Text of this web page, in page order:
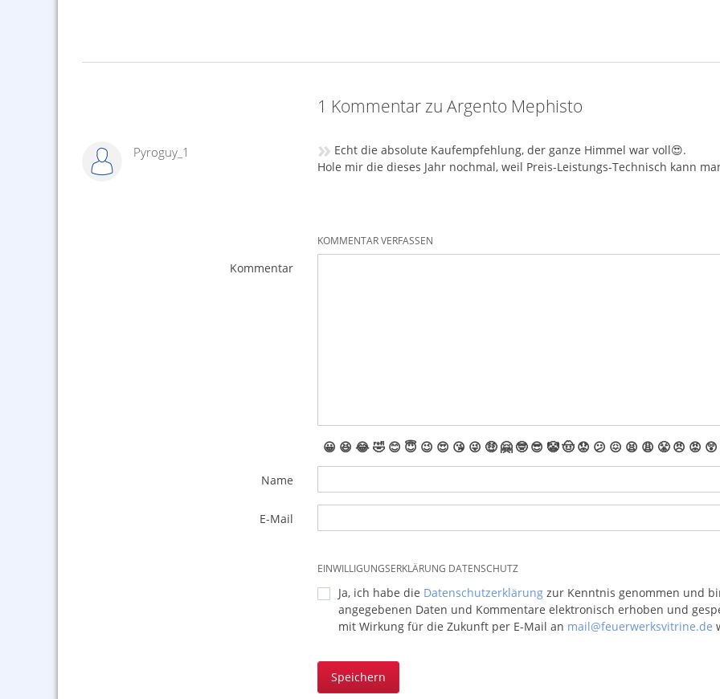
1 Kommentar zu Argento Mephisto
Pyroguy_1 » Echt die absolute Kaufempfehlung, der ganze Himmel war voll😍.
Hole mir die dieses Jahr nochmal, weil Preis-Leistungs-Technisch kann
KOMMENTAR VERFASSEN
Kommentar
😀 😆 😂🤣 😊 😇 😉 😍 😘 😜 🤑 🤗 🤓 😎 🤡🤠 😟 😕 😖 😫 😩 😤 😠 😡 😲
Name
E-Mail
EINWILLIGUNGSERKLÄRUNG DATENSCHUTZ
Ja, ich habe die Datenschutzerklärungzur Kenntnis genommen und
angegebenen Daten und Kommentare elektronisch erhoben und
mit Wirkung für die Zukunft per E-Mail an mail@feuerwerksvitrine.de
Speichern